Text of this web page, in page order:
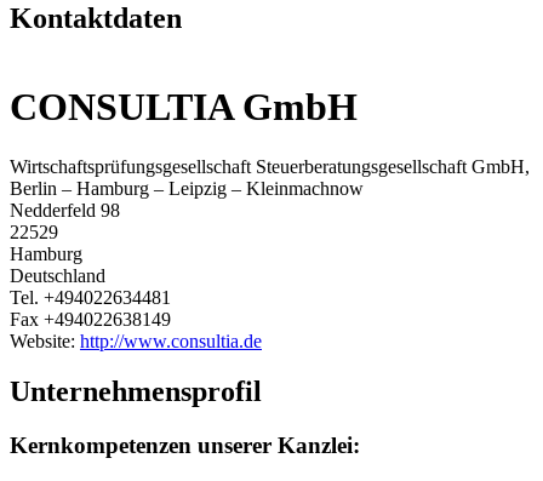
Kontaktdaten
CONSULTIA GmbH
Wirtschaftsprüfungsgesellschaft Steuerberatungsgesellschaft GmbH,
Berlin – Hamburg – Leipzig – Kleinmachnow
Nedderfeld 98
22529
Hamburg
Deutschland
Tel. +494022634481
Fax +494022638149
Website: http://www.consultia.de
Unternehmensprofil
Kernkompetenzen unserer Kanzlei: